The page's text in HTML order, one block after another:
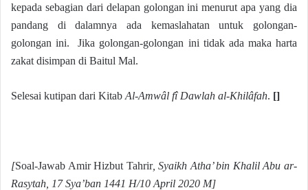
kepada sebagian dari delapan golongan ini menurut apa yang dia
pandang di dalamnya ada kemaslahatan untuk golongan-
golongan ini. Jika golongan-golongan ini tidak ada maka harta
zakat disimpan di Baitul Mal.
Selesai kutipan dari Kitab Al-Amwâl fî Dawlah al-Khilâfah. []
[Soal-Jawab Amir Hizbut Tahrir, Syaikh Atha’ bin Khalil Abu ar-
Rasytah, 17 Sya’ban 1441 H/10 April 2020 M]